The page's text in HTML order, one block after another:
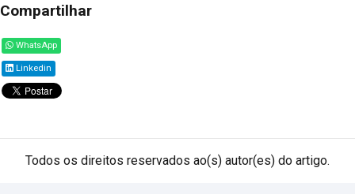
Compartilhar
WhatsApp
Linkedin
Todos os direitos reservados ao(s) autor(es) do artigo.